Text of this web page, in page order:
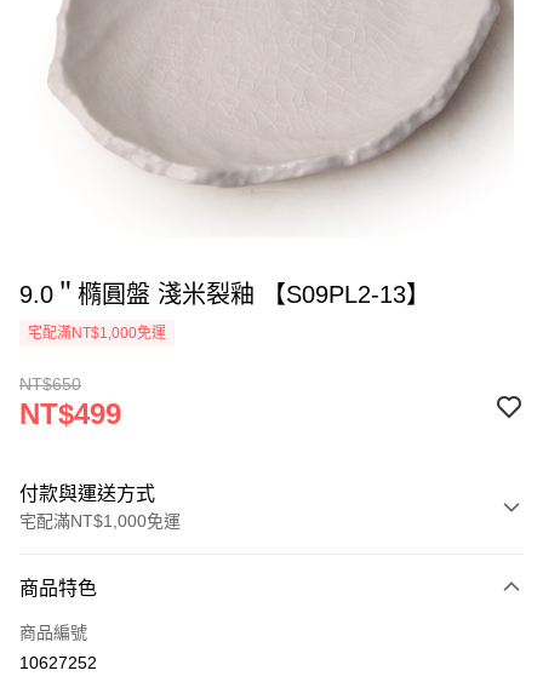
9.0＂橢圓盤 淺米裂釉 【S09PL2-13】
宅配滿NT$1,000免運
NT$650
NT$499
付款與運送方式
宅配滿NT$1,000免運
信用卡一次付款
LINE Pay
商品特色
商品編號
10627252